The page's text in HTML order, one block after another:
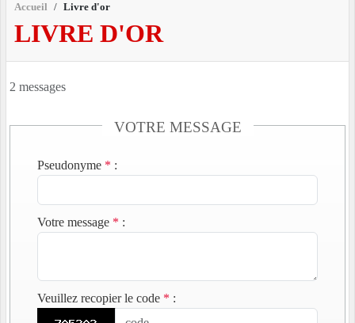
Accueil Livre d'or
LIVRE D'OR
2 messages
VOTRE MESSAGE
Pseudonyme * :
Votre message * :
Veuillez recopier le code * :